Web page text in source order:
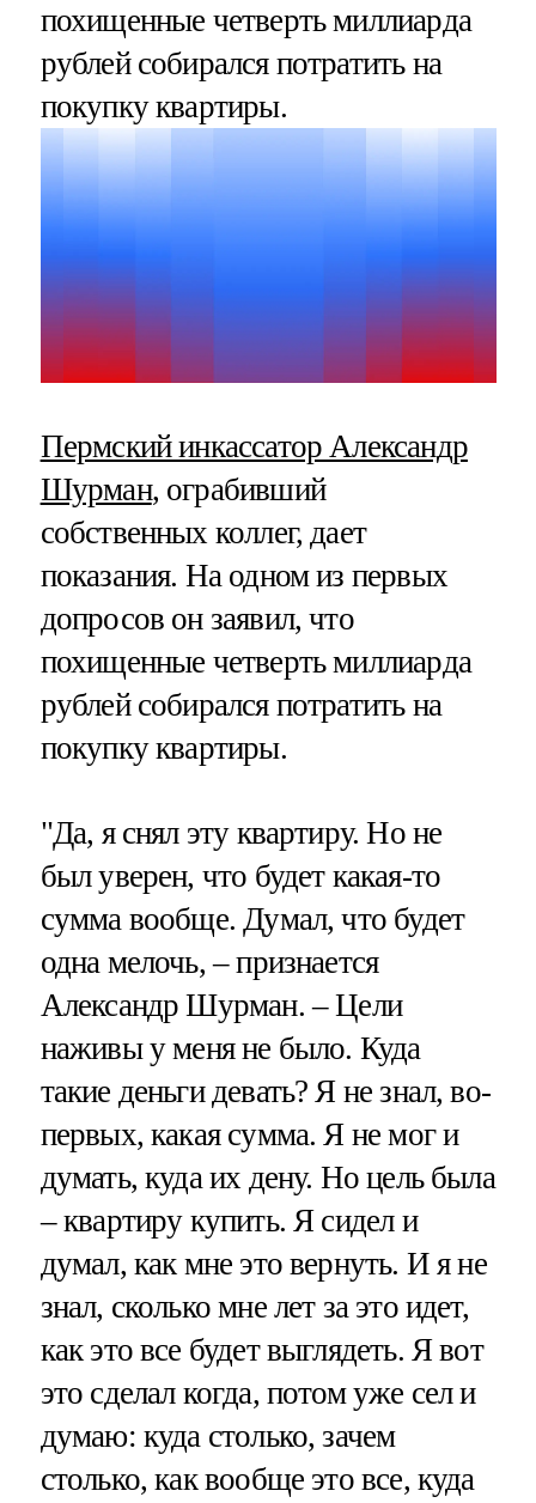
похищенные четверть миллиарда
рублей собирался потратить на
покупку квартиры.
Пермский инкассатор Александр
Шурман, ограбивший
собственных коллег, дает
показания. На одном из первых
допросов он заявил, что
похищенные четверть миллиарда
рублей собирался потратить на
покупку квартиры.
"Да, я снял эту квартиру. Но не
был уверен, что будет какая-то
сумма вообще. Думал, что будет
одна мелочь, – признается
Александр Шурман. – Цели
наживы у меня не было. Куда
такие деньги девать? Я не знал, во-
первых, какая сумма. Я не мог и
думать, куда их дену. Но цель была
– квартиру купить. Я сидел и
думал, как мне это вернуть. И я не
знал, сколько мне лет за это идет,
как это все будет выглядеть. Я вот
это сделал когда, потом уже сел и
думаю: куда столько, зачем
столько, как вообще это все, куда